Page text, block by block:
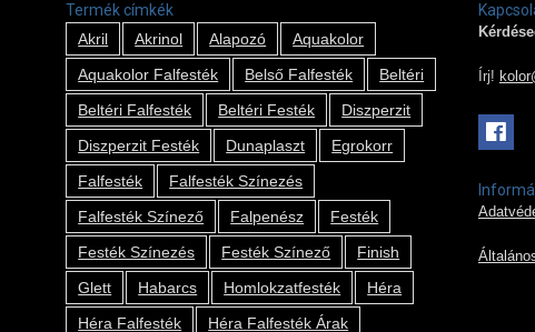
Termék címkék
Akril
Akrinol Alapozó
Aquakolor
Aquakolor Falfesték
Belső Falfesték
Beltéri
Beltéri Falfesték
Beltéri Festék
Diszperzit
Diszperzit Festék
Dunaplaszt
Egrokorr
Falfesték
Falfesték Színezés
Falfesték Színező
Falpenész
Festék
Festék Színezés
Festék Színező
Finish
Glett
Habarcs Homlokzatfesték
Héra
Héra Falfesték
Héra Falfesték Árak
Írj!